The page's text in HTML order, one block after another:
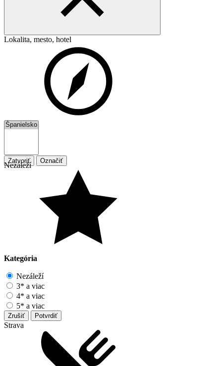
Lokalita, mesto, hotel
Zatvoriť Označiť
Nezáleží
Kategória
Nezáleží
3* a viac
4* a viac
5* a viac
Zrušiť Potvrdiť
Strava